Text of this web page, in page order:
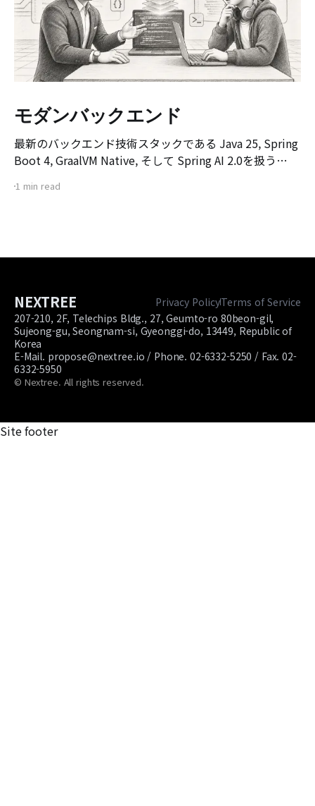
モダンバックエンド
最新のバックエンド技術スタックである Java 25, Spring
Boot 4, GraalVM Native, そして Spring AI 2.0を扱う
ション動画です。 本講座は、既存のSpring Boot環境で
1 min read
NEXTREE Privacy PolicyTerms of Service
207-210, 2F, Telechips Bldg., 27, Geumto-ro 80beon-gil,
Sujeong-gu, Seongnam-si, Gyeonggi-do, 13449, Republic of
Korea
E-Mail. propose@nextree.io / Phone. 02-6332-5250 / Fax. 02-
6332-5950
© Nextree. All rights reserved.
Site footer